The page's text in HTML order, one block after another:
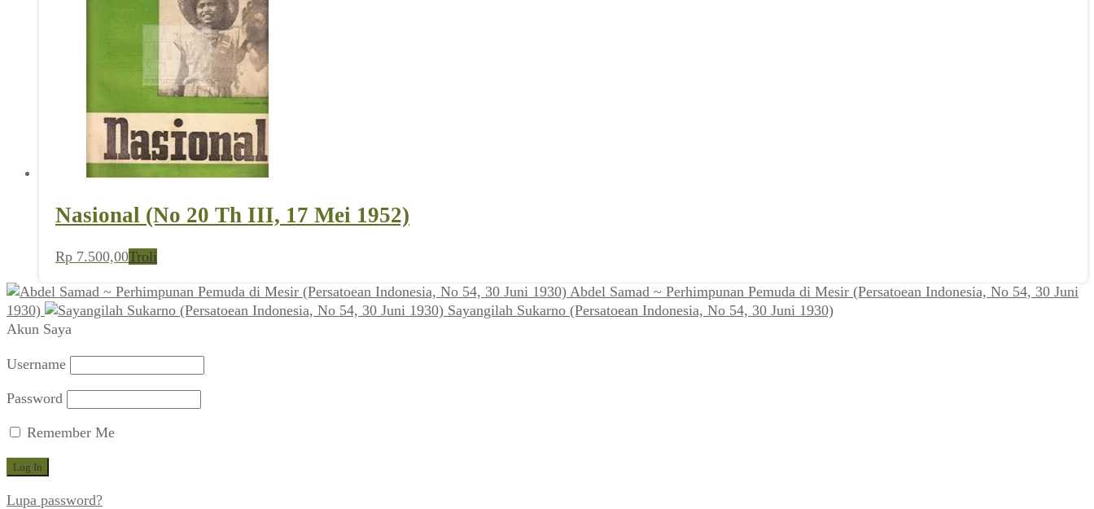
Nasional (No 20 Th III, 17 Mei 1952)
Rp 7.500,00Troli
Abdel Samad ~ Perhimpunan Pemuda di Mesir (Persatoean Indonesia, No 54, 30 Juni
1930)
Sayangilah Sukarno (Persatoean Indonesia, No 54, 30 Juni 1930)
Akun Saya
Username
Password
Remember Me
Lupa password?